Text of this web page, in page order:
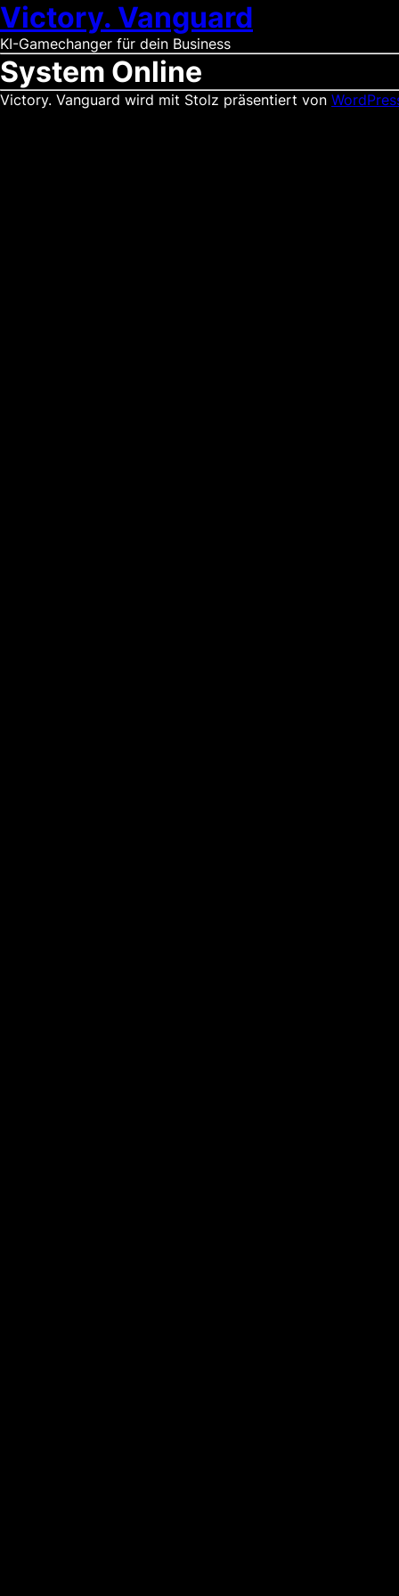
Victory. Vanguard
KI-Gamechanger für dein Business
System Online
Victory. Vanguard wird mit Stolz präsentiert von